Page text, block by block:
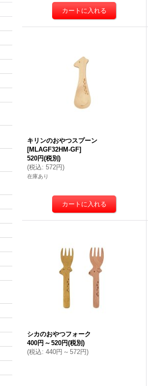
キリンのおやつスプーン
[MLAGF32HM-GF]
520円(税別)
(税込: 572円)
在庫あり
シカのおやつフォーク
400円 ～ 520円(税別)
(税込: 440円 ～ 572円)